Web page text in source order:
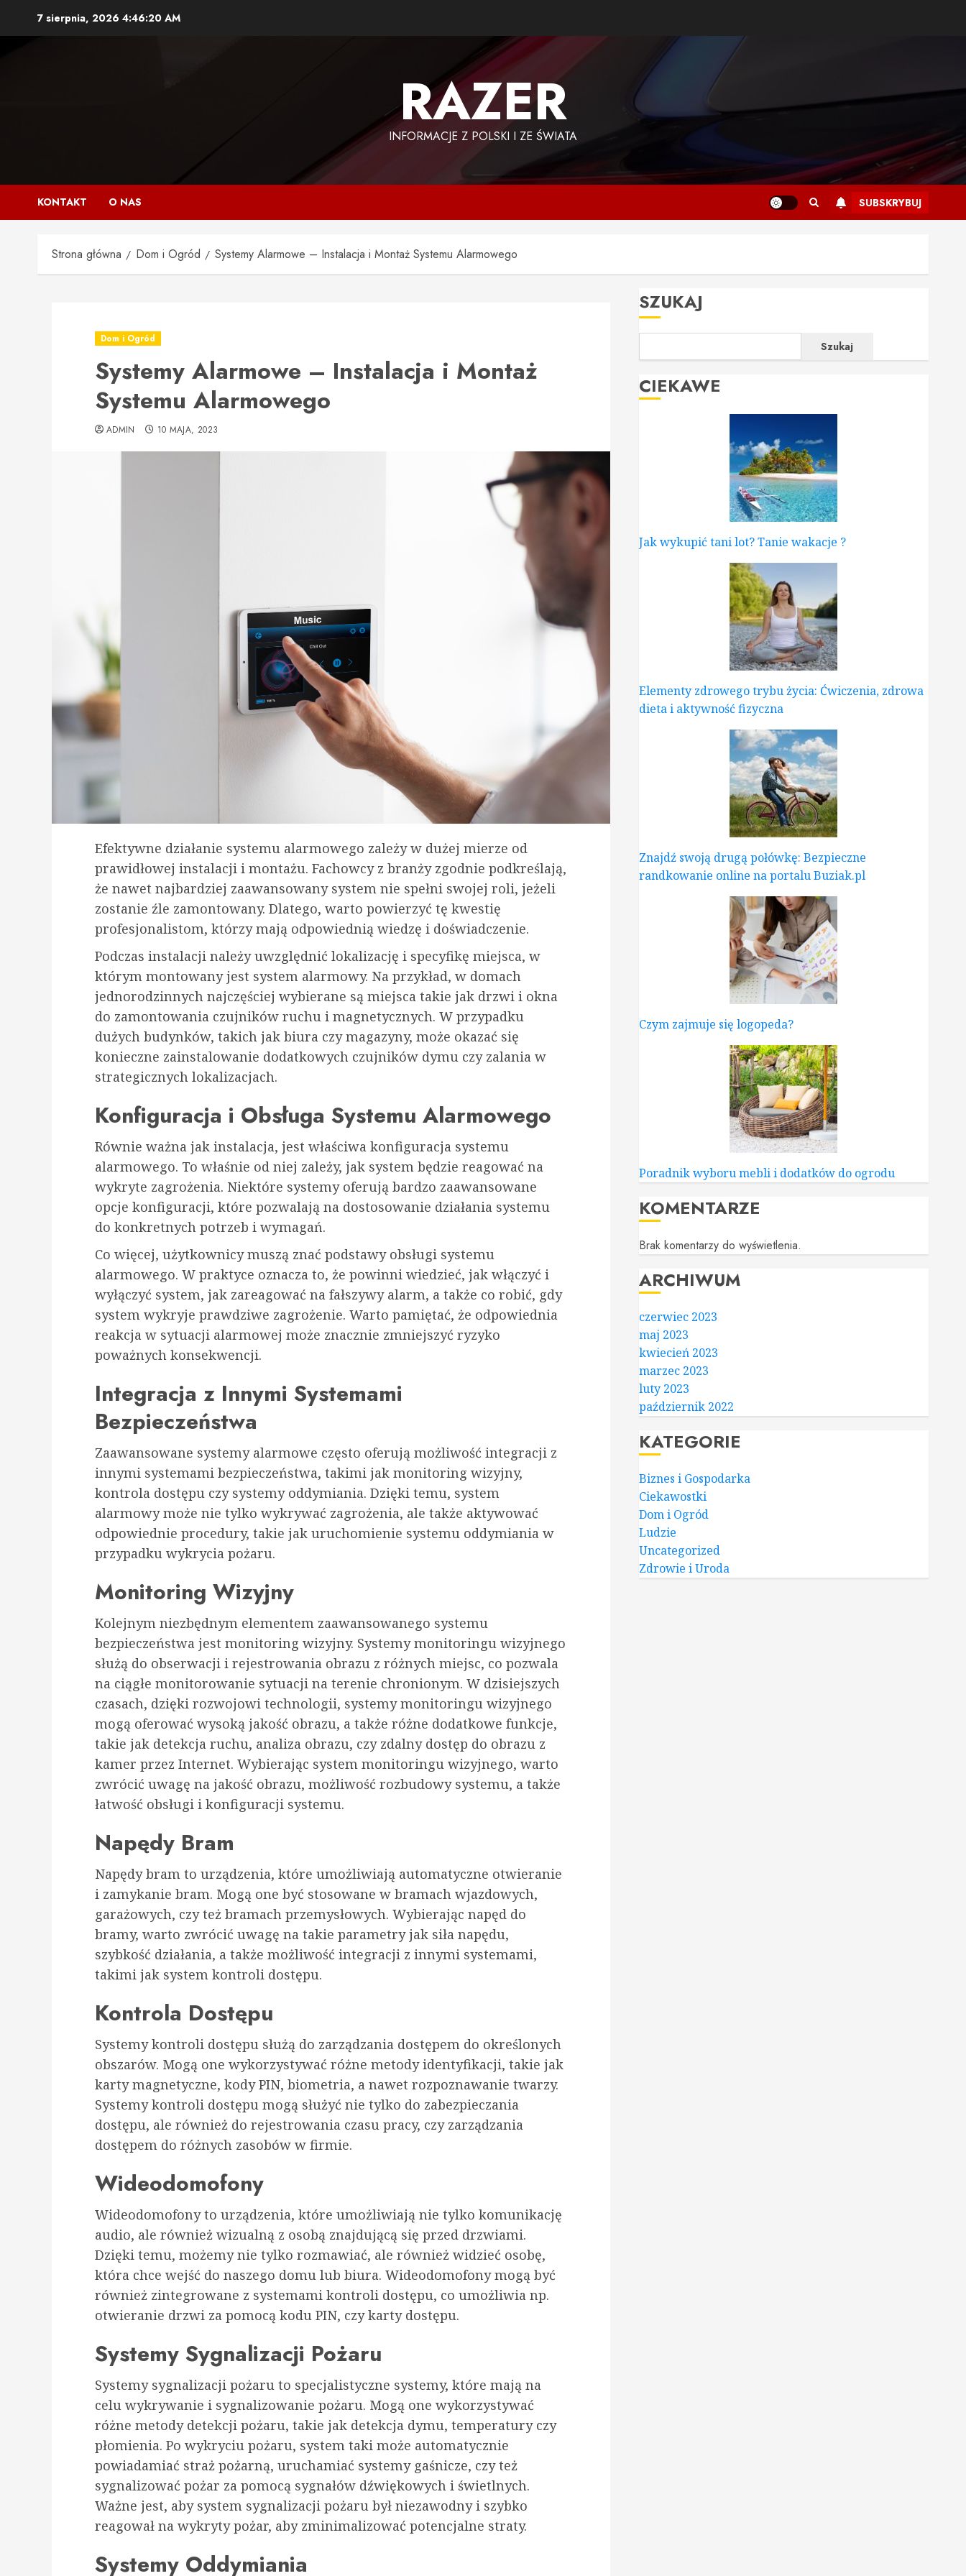
7 sierpnia, 2026 4:46:21 AM
RAZER
INFORMACJE Z POLSKI I ZE ŚWIATA
KONTAKT O NAS SUBSKRYBUJ
Strona główna Dom i Ogród Systemy Alarmowe – Instalacja i Montaż Systemu Alarmowego
Dom i Ogród
Systemy Alarmowe – Instalacja i Montaż
Systemu Alarmowego
ADMIN 10 MAJA, 2023
Efektywne działanie systemu alarmowego zależy w dużej mierze od
prawidłowej instalacji i montażu. Fachowcy z branży zgodnie podkreślają,
że nawet najbardziej zaawansowany system nie spełni swojej roli, jeżeli
zostanie źle zamontowany. Dlatego, warto powierzyć tę kwestię
profesjonalistom, którzy mają odpowiednią wiedzę i doświadczenie.
Podczas instalacji należy uwzględnić lokalizację i specyfikę miejsca, w
którym montowany jest system alarmowy. Na przykład, w domach
jednorodzinnych najczęściej wybierane są miejsca takie jak drzwi i okna
do zamontowania czujników ruchu i magnetycznych. W przypadku
dużych budynków, takich jak biura czy magazyny, może okazać się
konieczne zainstalowanie dodatkowych czujników dymu czy zalania w
strategicznych lokalizacjach.
Konfiguracja i Obsługa Systemu Alarmowego
Równie ważna jak instalacja, jest właściwa konfiguracja systemu
alarmowego. To właśnie od niej zależy, jak system będzie reagować na
wykryte zagrożenia. Niektóre systemy oferują bardzo zaawansowane
opcje konfiguracji, które pozwalają na dostosowanie działania systemu
do konkretnych potrzeb i wymagań.
Co więcej, użytkownicy muszą znać podstawy obsługi systemu
alarmowego. W praktyce oznacza to, że powinni wiedzieć, jak włączyć i
wyłączyć system, jak zareagować na fałszywy alarm, a także co robić, gdy
system wykryje prawdziwe zagrożenie. Warto pamiętać, że odpowiednia
reakcja w sytuacji alarmowej może znacznie zmniejszyć ryzyko
poważnych konsekwencji.
Integracja z Innymi Systemami
Bezpieczeństwa
Zaawansowane systemy alarmowe często oferują możliwość integracji z
innymi systemami bezpieczeństwa, takimi jak monitoring wizyjny,
kontrola dostępu czy systemy oddymiania. Dzięki temu, system
alarmowy może nie tylko wykrywać zagrożenia, ale także aktywować
odpowiednie procedury, takie jak uruchomienie systemu oddymiania w
przypadku wykrycia pożaru.
Monitoring Wizyjny
Kolejnym niezbędnym elementem zaawansowanego systemu
bezpieczeństwa jest monitoring wizyjny. Systemy monitoringu wizyjnego
służą do obserwacji i rejestrowania obrazu z różnych miejsc, co pozwala
na ciągłe monitorowanie sytuacji na terenie chronionym. W dzisiejszych
czasach, dzięki rozwojowi technologii, systemy monitoringu wizyjnego
mogą oferować wysoką jakość obrazu, a także różne dodatkowe funkcje,
takie jak detekcja ruchu, analiza obrazu, czy zdalny dostęp do obrazu z
kamer przez Internet. Wybierając system monitoringu wizyjnego, warto
zwrócić uwagę na jakość obrazu, możliwość rozbudowy systemu, a także
łatwość obsługi i konfiguracji systemu.
Napędy Bram
Napędy bram to urządzenia, które umożliwiają automatyczne otwieranie
i zamykanie bram. Mogą one być stosowane w bramach wjazdowych,
garażowych, czy też bramach przemysłowych. Wybierając napęd do
bramy, warto zwrócić uwagę na takie parametry jak siła napędu,
szybkość działania, a także możliwość integracji z innymi systemami,
takimi jak system kontroli dostępu.
Kontrola Dostępu
Systemy kontroli dostępu służą do zarządzania dostępem do określonych
obszarów. Mogą one wykorzystywać różne metody identyfikacji, takie jak
karty magnetyczne, kody PIN, biometria, a nawet rozpoznawanie twarzy.
Systemy kontroli dostępu mogą służyć nie tylko do zabezpieczania
dostępu, ale również do rejestrowania czasu pracy, czy zarządzania
dostępem do różnych zasobów w firmie.
Wideodomofony
Wideodomofony to urządzenia, które umożliwiają nie tylko komunikację
audio, ale również wizualną z osobą znajdującą się przed drzwiami.
Dzięki temu, możemy nie tylko rozmawiać, ale również widzieć osobę,
która chce wejść do naszego domu lub biura. Wideodomofony mogą być
również zintegrowane z systemami kontroli dostępu, co umożliwia np.
otwieranie drzwi za pomocą kodu PIN, czy karty dostępu.
Systemy Sygnalizacji Pożaru
Systemy sygnalizacji pożaru to specjalistyczne systemy, które mają na
celu wykrywanie i sygnalizowanie pożaru. Mogą one wykorzystywać
różne metody detekcji pożaru, takie jak detekcja dymu, temperatury czy
płomienia. Po wykryciu pożaru, system taki może automatycznie
powiadamiać straż pożarną, uruchamiać systemy gaśnicze, czy też
sygnalizować pożar za pomocą sygnałów dźwiękowych i świetlnych.
Ważne jest, aby system sygnalizacji pożaru był niezawodny i szybko
reagował na wykryty pożar, aby zminimalizować potencjalne straty.
Systemy Oddymiania
SZUKAJ
Szukaj
CIEKAWE
Jak wykupić tani lot? Tanie wakacje ?
Elementy zdrowego trybu życia: Ćwiczenia, zdrowa
dieta i aktywność fizyczna
Znajdź swoją drugą połówkę: Bezpieczne
randkowanie online na portalu Buziak.pl
Czym zajmuje się logopeda?
Poradnik wyboru mebli i dodatków do ogrodu
KOMENTARZE
Brak komentarzy do wyświetlenia.
ARCHIWUM
czerwiec 2023
maj 2023
kwiecień 2023
marzec 2023
luty 2023
październik 2022
KATEGORIE
Biznes i Gospodarka
Ciekawostki
Dom i Ogród
Ludzie
Uncategorized
Zdrowie i Uroda